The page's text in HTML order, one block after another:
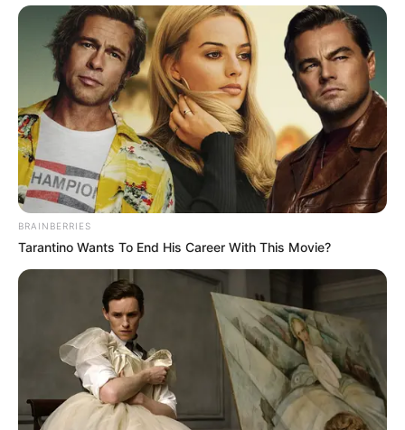
ΚΑΤΑΤΕΘΗΚΕ Η ΜΗΝΥΣΗ ΓΙΑ ΤΗ
ΜΕΓΑΛΥΤΕΡΗ ΑΠΑΤΗ ΣΤΗΝ ΙΣΤΟΡΙΑ ΤΟΥ
ΕΛΛΗΝΙΚΟΥ ΕΘΝΟΥΣ.
ΑΝΑΚΟΙΝΩΣΗ ΤΟΥ ΝΙΚΟΥ ΑΝΤΩΝΙΑΔΗ ΔΙΚΗΓΟΡΟΥ ΣΤΗΝ
ΙΣΤΟΣΕΛΙΔΑ ΤΟΥ nikosantoniadis.tv. ΚΑΤΑΤΕΘΗΚΕ Η
ΜΗΝΥΣΗ ΓΙΑ ΤΗ ΜΕΓΑΛΥΤΕΡΗ ΑΠΑΤΗ ΣΤΗΝ ΙΣΤΟΡΙΑ ΤΟΥ
ΕΛΛΗΝΙΚΟΥ ΕΘΝΟΥΣ. ΠΑΜΕ ΝΑ ΔΟΥΜΕ ΤΙ...
BRAINBERRIES
Tarantino Wants To End His Career With This Movie?